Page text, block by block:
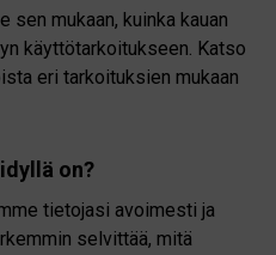
mukaan, kuinka kauan
käyttötarkoitukseen. Katso
eri tarkoituksien mukaan
on?
tietojasi avoimesti ja
selvittää, mitä